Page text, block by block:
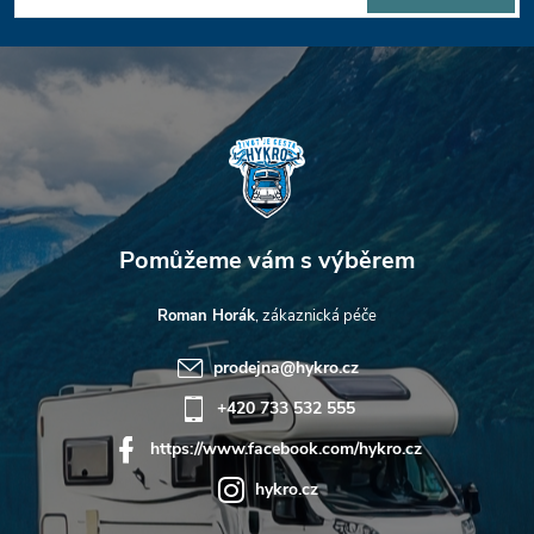
u
a
t
í
Roman Horák
prodejna@hykro.cz
+420 733 532 555
https://www.facebook.com/hykro.cz
hykro.cz